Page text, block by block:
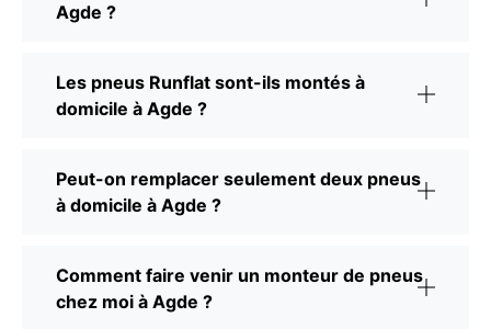
Agde ?
Les pneus Runflat sont-ils montés à
domicile à Agde ?
Peut-on remplacer seulement deux pneus
à domicile à Agde ?
Comment faire venir un monteur de pneus
chez moi à Agde ?